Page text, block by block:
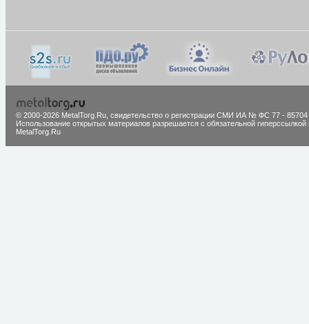
© 2000-2026 MetalTorg.Ru, cвидетельство о регистрации СМИ ИА № ФС 77 - 85704
Использование открытых материалов разрешается с обязательной гиперссылкой
MetalTorg.Ru